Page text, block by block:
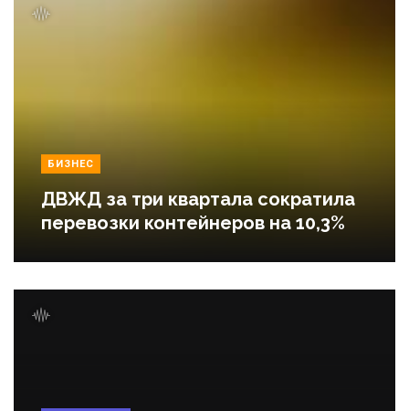
БИЗНЕС
ДВЖД за три квартала сократила
перевозки контейнеров на 10,3%